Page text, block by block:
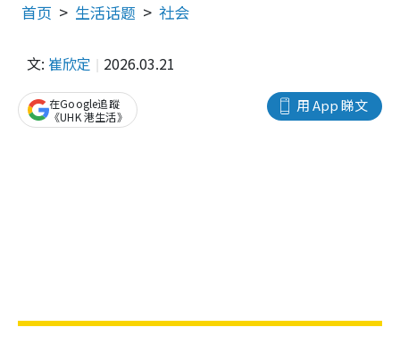
首页 生活话题 社会
文: 崔欣定 2026.03.21
用 App 睇文
在Google追蹤
《UHK 港生活》